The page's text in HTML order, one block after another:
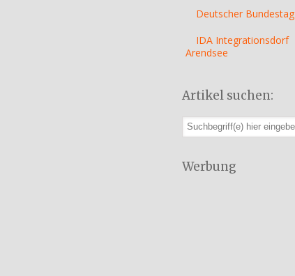
Deutscher Bundestag
IDA Integrationsdorf
Arendsee
Artikel suchen:
Werbung